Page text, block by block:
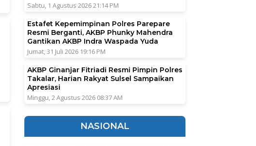
Sabtu, 1 Agustus 2026 21:14 PM
Estafet Kepemimpinan Polres Parepare
Resmi Berganti, AKBP Phunky Mahendra
Gantikan AKBP Indra Waspada Yuda
Jumat, 31 Juli 2026 19:16 PM
AKBP Ginanjar Fitriadi Resmi Pimpin Polres
Takalar, Harian Rakyat Sulsel Sampaikan
Apresiasi
Minggu, 2 Agustus 2026 08:37 AM
NASIONAL